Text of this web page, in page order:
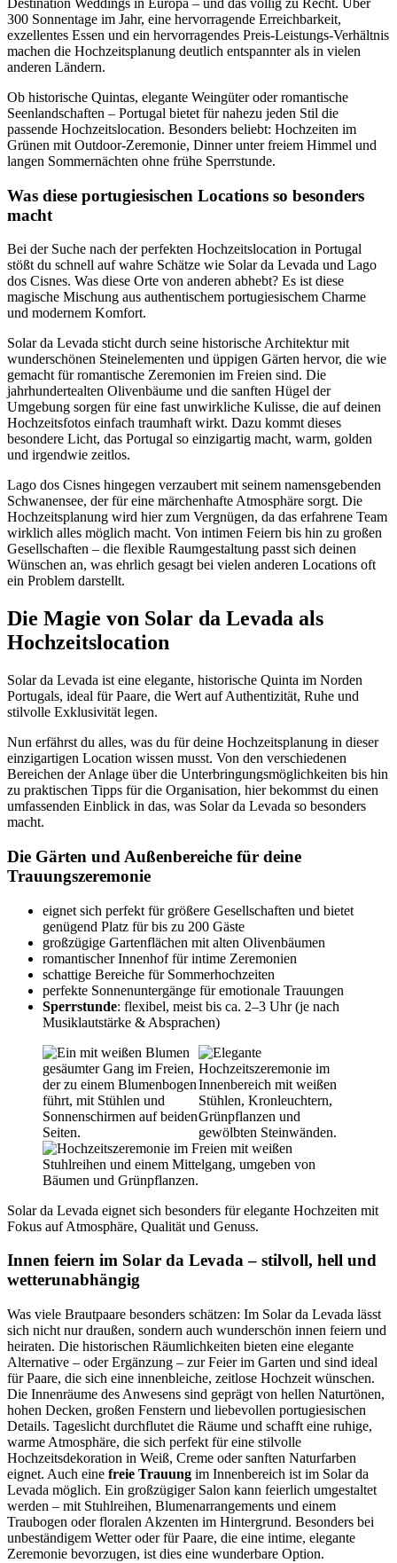
Destination Weddings in Europa – und das völlig zu Recht. Über
300 Sonnentage im Jahr, eine hervorragende Erreichbarkeit,
exzellentes Essen und ein hervorragendes Preis-Leistungs-Verhältnis
machen die Hochzeitsplanung deutlich entspannter als in vielen
anderen Ländern.
Ob historische Quintas, elegante Weingüter oder romantische
Seenlandschaften – Portugal bietet für nahezu jeden Stil die
passende Hochzeitslocation. Besonders beliebt: Hochzeiten im
Grünen mit Outdoor-Zeremonie, Dinner unter freiem Himmel und
langen Sommernächten ohne frühe Sperrstunde.
Was diese portugiesischen Locations so besonders
macht
Bei der Suche nach der perfekten Hochzeitslocation in Portugal
stößt du schnell auf wahre Schätze wie Solar da Levada und Lago
dos Cisnes. Was diese Orte von anderen abhebt? Es ist diese
magische Mischung aus authentischem portugiesischem Charme
und modernem Komfort.
Solar da Levada sticht durch seine historische Architektur mit
wunderschönen Steinelementen und üppigen Gärten hervor, die wie
gemacht für romantische Zeremonien im Freien sind. Die
jahrhundertealten Olivenbäume und die sanften Hügel der
Umgebung sorgen für eine fast unwirkliche Kulisse, die auf deinen
Hochzeitsfotos einfach traumhaft wirkt. Dazu kommt dieses
besondere Licht, das Portugal so einzigartig macht, warm, golden
und irgendwie zeitlos.
Lago dos Cisnes hingegen verzaubert mit seinem namensgebenden
Schwanensee, der für eine märchenhafte Atmosphäre sorgt. Die
Hochzeitsplanung wird hier zum Vergnügen, da das erfahrene Team
wirklich alles möglich macht. Von intimen Feiern bis hin zu großen
Gesellschaften – die flexible Raumgestaltung passt sich deinen
Wünschen an, was ehrlich gesagt bei vielen anderen Locations oft
ein Problem darstellt.
Die Magie von Solar da Levada als
Hochzeitslocation
Solar da Levada ist eine elegante, historische Quinta im Norden
Portugals, ideal für Paare, die Wert auf Authentizität, Ruhe und
stilvolle Exklusivität legen.
Nun erfährst du alles, was du für deine Hochzeitsplanung in dieser
einzigartigen Location wissen musst. Von den verschiedenen
Bereichen der Anlage über die Unterbringungsmöglichkeiten bis hin
zu praktischen Tipps für die Organisation, hier bekommst du einen
umfassenden Einblick in das, was Solar da Levada so besonders
macht.
Die Gärten und Außenbereiche für deine
Trauungszeremonie
eignet sich perfekt für größere Gesellschaften und bietet
genügend Platz für bis zu 200 Gäste
großzügige Gartenflächen mit alten Olivenbäumen
romantischer Innenhof für intime Zeremonien
schattige Bereiche für Sommerhochzeiten
perfekte Sonnenuntergänge für emotionale Trauungen
Sperrstunde: flexibel, meist bis ca. 2–3 Uhr (je nach
Musiklautstärke & Absprachen)
Solar da Levada eignet sich besonders für elegante Hochzeiten mit
Fokus auf Atmosphäre, Qualität und Genuss.
Innen feiern im Solar da Levada – stilvoll, hell und
wetterunabhängig
Was viele Brautpaare besonders schätzen: Im Solar da Levada lässt
sich nicht nur draußen, sondern auch wunderschön innen feiern und
heiraten. Die historischen Räumlichkeiten bieten eine elegante
Alternative – oder Ergänzung – zur Feier im Garten und sind ideal
für Paare, die sich eine innenbleiche, zeitlose Hochzeit wünschen.
Die Innenräume des Anwesens sind geprägt von hellen Naturtönen,
hohen Decken, großen Fenstern und liebevollen portugiesischen
Details. Tageslicht durchflutet die Räume und schafft eine ruhige,
warme Atmosphäre, die sich perfekt für eine stilvolle
Hochzeitsdekoration in Weiß, Creme oder sanften Naturfarben
eignet. Auch eine freie Trauung im Innenbereich ist im Solar da
Levada möglich. Ein großzügiger Salon kann feierlich umgestaltet
werden – mit Stuhlreihen, Blumenarrangements und einem
Traubogen oder floralen Akzenten im Hintergrund. Besonders bei
unbeständigem Wetter oder für Paare, die eine intime, elegante
Zeremonie bevorzugen, ist dies eine wunderbare Option.